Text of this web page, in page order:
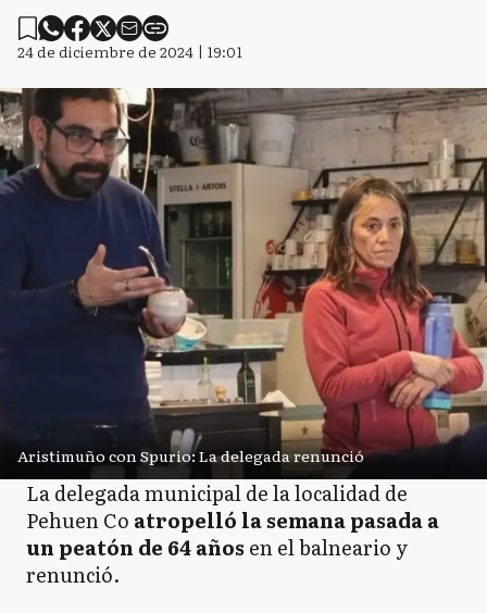
24 de diciembre de 2024 | 19:01
Aristimuño con Spurio: La delegada renunció
La delegada municipal de la localidad de
Pehuen Co atropelló la semana pasada a
un peatón de 64 años en el balneario y
renunció.